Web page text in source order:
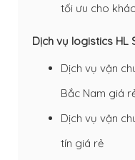
tối ưu cho
Dịch vụ logistics HL
Dịch vụ vận
Bắc Nam giá
Dịch vụ vận
tín giá rẻ